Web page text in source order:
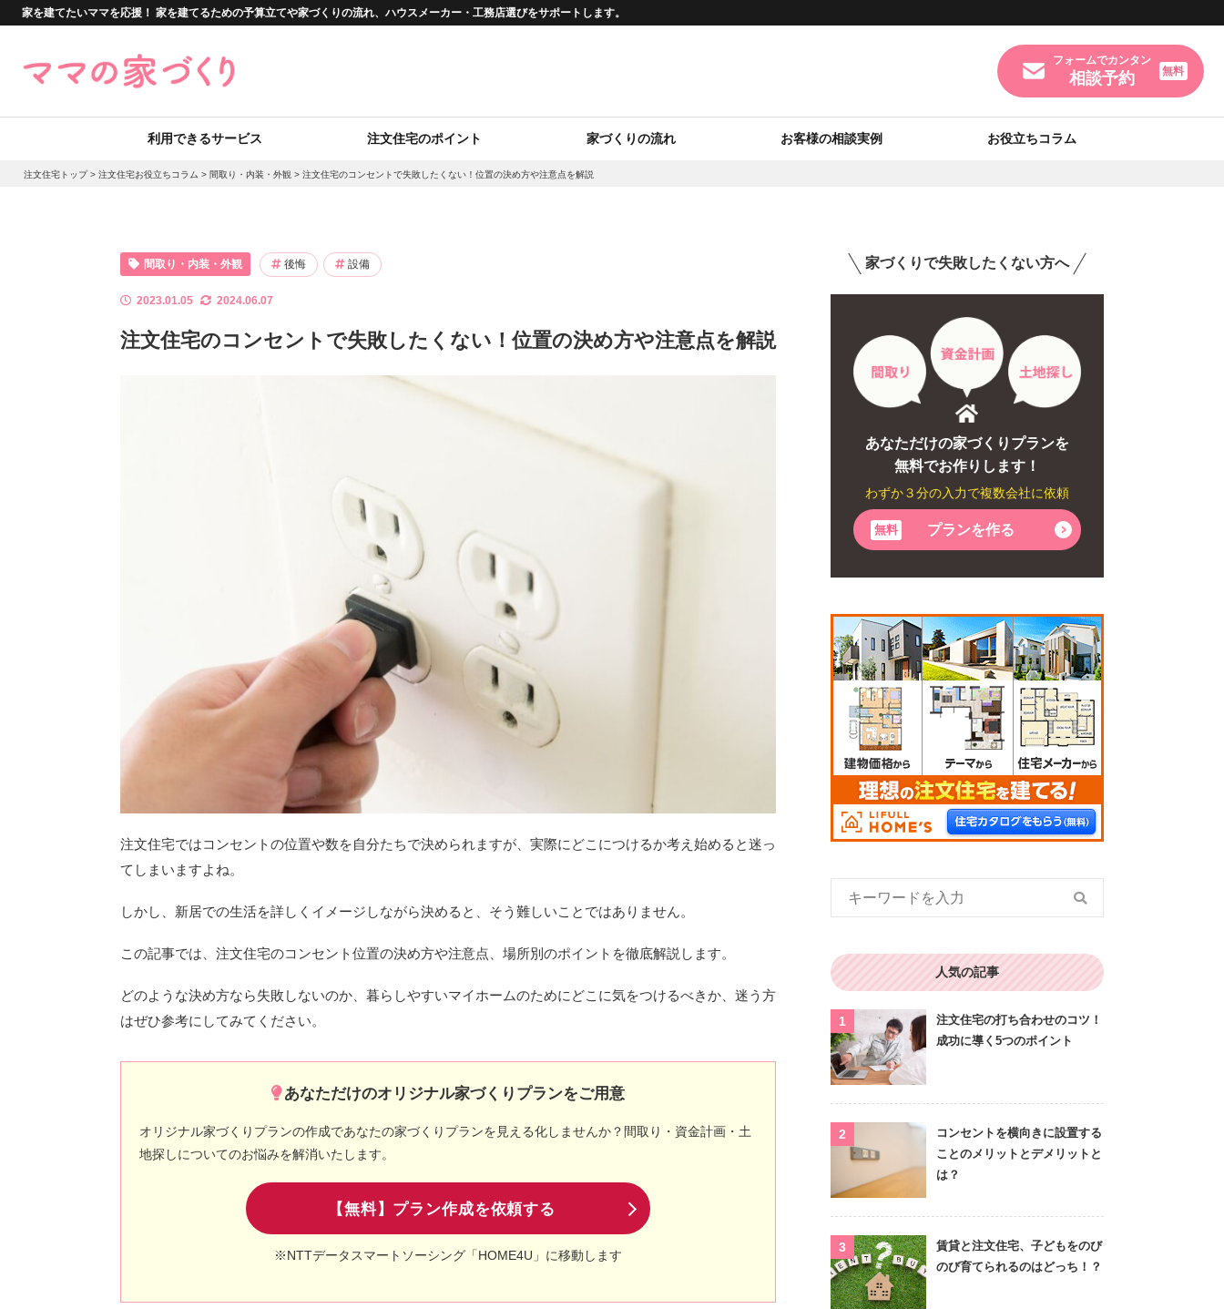
家を建てたいママを応援！ 家を建てるための予算立てや家づくりの流れ、ハウスメーカー・工務店選びをサポートします。
フォームでカンタン
相談予約 無料
利用できるサービス 注文住宅のポイント 家づくりの流れ お客様の相談実例 お役立ちコラム
注文住宅トップ > 注文住宅お役立ちコラム > 間取り・内装・外観 > 注文住宅のコンセントで失敗したくない！位置の決め方や注意点を解説
間取り・内装・外観 後悔 設備
2023.01.05 2024.06.07
注文住宅のコンセントで失敗したくない！位置の決め方や注意点を解説
注文住宅ではコンセントの位置や数を自分たちで決められますが、実際にどこにつけるか考え始めると迷っ
てしまいますよね。
しかし、新居での生活を詳しくイメージしながら決めると、そう難しいことではありません。
この記事では、注文住宅のコンセント位置の決め方や注意点、場所別のポイントを徹底解説します。
どのような決め方なら失敗しないのか、暮らしやすいマイホームのためにどこに気をつけるべきか、迷う方
はぜひ参考にしてみてください。
あなただけのオリジナル家づくりプランをご用意
オリジナル家づくりプランの作成であなたの家づくりプランを見える化しませんか？間取り・資金計画・土
地探しについてのお悩みを解消いたします。
【無料】プラン作成を依頼する
※NTTデータスマートソーシング「HOME4U」に移動します
家づくりで失敗したくない方へ
あなただけの家づくりプランを
無料でお作りします！
わずか３分の入力で複数会社に依頼
無料 プランを作る
人気の記事
注文住宅の打ち合わせのコツ！
成功に導く5つのポイント
コンセントを横向きに設置する
ことのメリットとデメリットと
は？
賃貸と注文住宅、子どもをのび
のび育てられるのはどっち！？